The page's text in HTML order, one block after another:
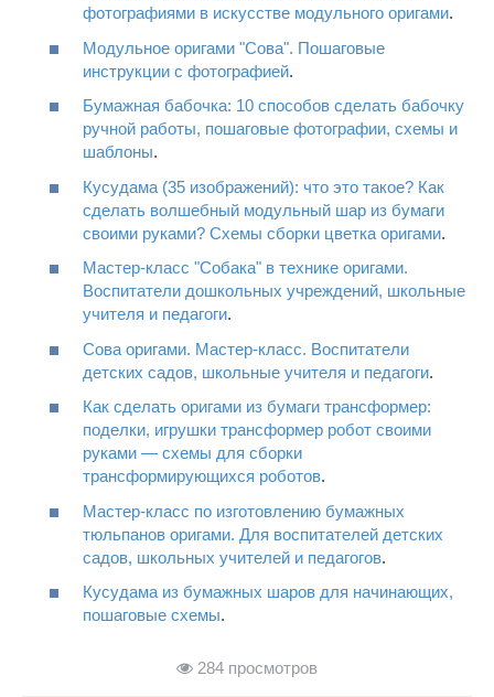
фотографиями в искусстве модульного оригами.
Модульное оригами "Сова". Пошаговые
инструкции с фотографией.
Бумажная бабочка: 10 способов сделать бабочку
ручной работы, пошаговые фотографии, схемы и
шаблоны.
Кусудама (35 изображений): что это такое? Как
сделать волшебный модульный шар из бумаги
своими руками? Схемы сборки цветка оригами.
Мастер-класс "Собака" в технике оригами.
Воспитатели дошкольных учреждений, школьные
учителя и педагоги.
Сова оригами. Мастер-класс. Воспитатели
детских садов, школьные учителя и педагоги.
Как сделать оригами из бумаги трансформер:
поделки, игрушки трансформер робот своими
руками — схемы для сборки
трансформирующихся роботов.
Мастер-класс по изготовлению бумажных
тюльпанов оригами. Для воспитателей детских
садов, школьных учителей и педагогов.
Кусудама из бумажных шаров для начинающих,
пошаговые схемы.
284 просмотров